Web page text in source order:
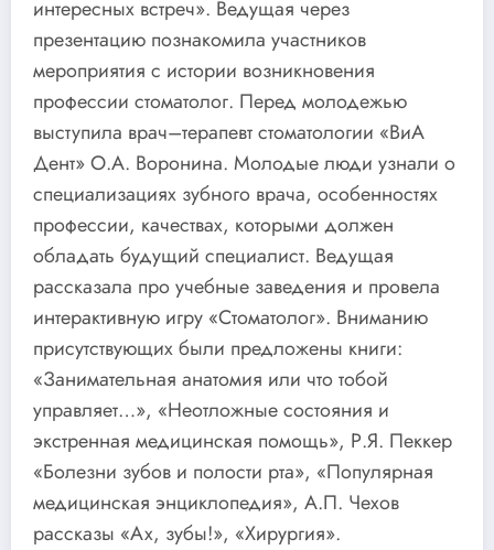
интересных встреч». Ведущая через
презентацию познакомила участников
мероприятия с истории возникновения
профессии стоматолог. Перед молодежью
выступила врач–терапевт стоматологии «ВиА
Дент» О.А. Воронина. Молодые люди узнали о
специализациях зубного врача, особенностях
профессии, качествах, которыми должен
обладать будущий специалист. Ведущая
рассказала про учебные заведения и провела
интерактивную игру «Стоматолог». Вниманию
присутствующих были предложены книги:
«Занимательная анатомия или что тобой
управляет…», «Неотложные состояния и
экстренная медицинская помощь», Р.Я. Пеккер
«Болезни зубов и полости рта», «Популярная
медицинская энциклопедия», А.П. Чехов
рассказы «Ах, зубы!», «Хирургия».